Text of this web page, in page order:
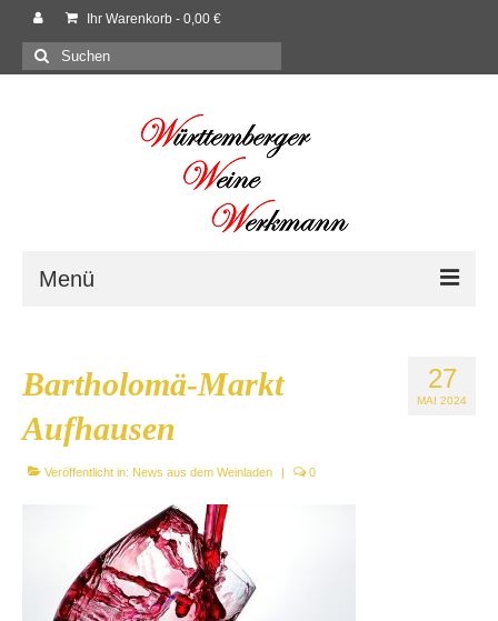
Ihr Warenkorb - 0,00 €
Suchen
nach:
Menü
Shop
Neues
Rezepte
Kontaktieren Sie uns!
Mein Konto
27
MAI 2024
Bartholomä-Markt
Aufhausen
Veröffentlicht in: News aus dem Weinladen | 0